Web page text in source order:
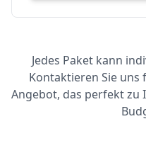
Jedes Paket kann
Kontaktieren Sie
Angebot, das perfekt zu